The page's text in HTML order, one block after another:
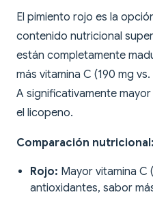
El pimiento rojo es la
contenido nutricional
están completamente
más vitamina C (190 mg
A significativamente
el licopeno.
Comparación nutricional:
Rojo: Mayor vitamina C
antioxidantes, sabor